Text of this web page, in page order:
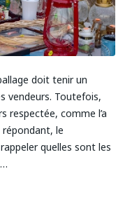
doit tenir un
vendeurs. Toutefois,
respectée, comme l’a
répondant, le
quelles sont les